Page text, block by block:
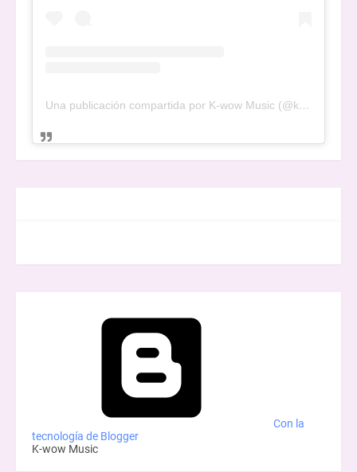
Una publicación compartida por K-wow Music (@kwowwmusic)
Con la
tecnología de Blogger
K-wow Music